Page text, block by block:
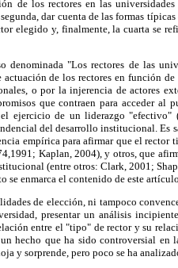
de los rectores en las
dar cuenta de las formas
elegido y, finalmente, la cuarta se
"Los rectores de las
de los rectores en función
o por la injerencia de actores
que contraen para acceder al
ejercicio de un liderazgo "efectivo"
del desarrollo institucional. Es
empírica para afirmar que el rector
Kaplan, 2004), y otros, que
(entre otros: Clark, 2001;
enmarca el contenido de este artículo.
de elección, ni tampoco
presentar un análisis
entre el "tipo" de rector y su
hecho que ha sido controversial
y sorprende, pero poco se ha